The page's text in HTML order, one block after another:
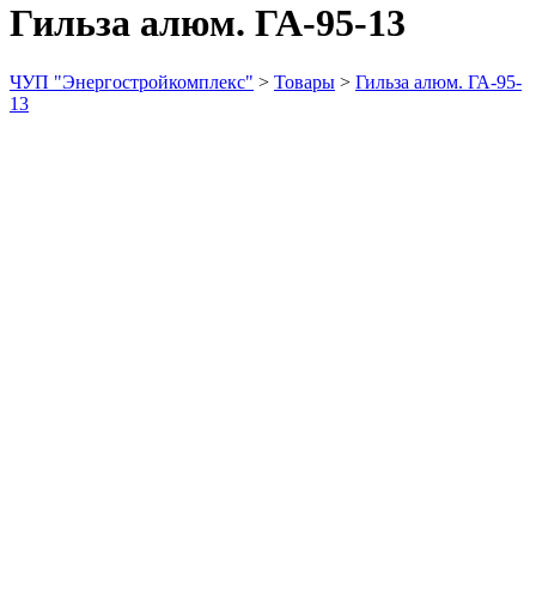
Гильза алюм. ГА-95-13
ЧУП "Энергостройкомплекс" > Товары > Гильза алюм. ГА-95-
13